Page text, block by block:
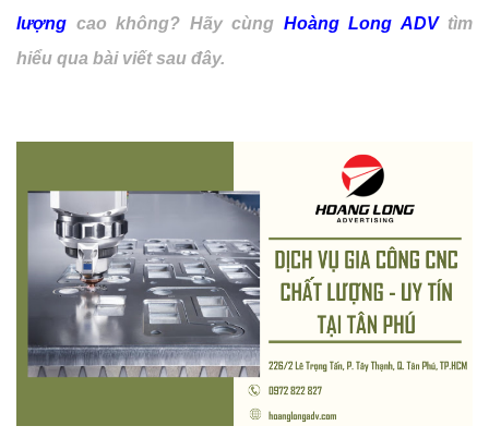
lượng cao không? Hãy cùng Hoàng Long ADV tìm
hiểu qua bài viết sau đây.